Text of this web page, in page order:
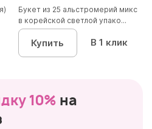
Букет из 25 альстромерий микс
в корейской светлой упако...
Купить В 1 клик
10% на